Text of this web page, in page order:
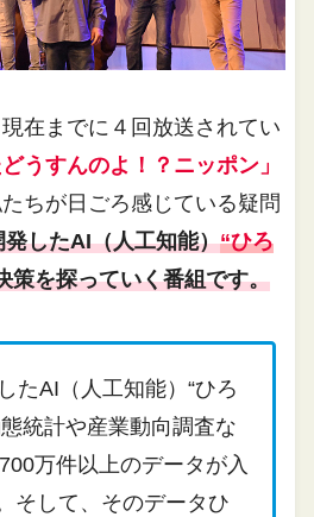
在までに４回放送されてい
うすんのよ！？ニッポン」
ちが日ごろ感じている疑問
発したAI（人工知能）“ひろ
策を探っていく番組です。
たAI（人工知能）“ひろ
統計や産業動向調査な
万件以上のデータが入
そして、そのデータひ